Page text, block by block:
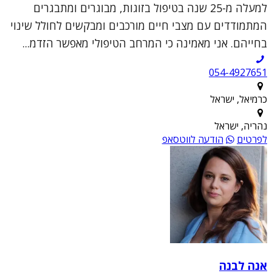
למעלה מ-25 שנה בטיפול בזוגות, מבוגרים ומתבגרים
המתמודדים עם מצבי חיים מורכבים ומבקשים לחולל שינוי
בחייהם. אני מאמינה כי המרחב הטיפולי מאפשר הזדמ...
054-4927651
כרמיאל, ישראל
נהריה, ישראל
לפרטים
הודעה לווטסאפ
אנה לבנה